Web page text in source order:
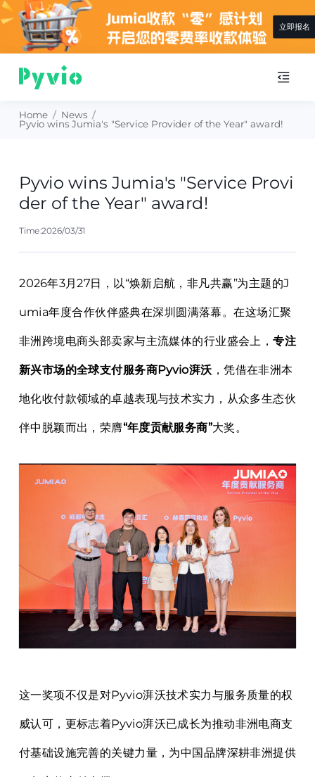
报名
Home / News /
Pyvio wins Jumia's "Service Provider of the Year" award!
Pyvio wins Jumia's "Service Provi
der of the Year" award!
Time:2026/03/31
2026年3月27日，以“焕新启航，非凡共赢”为主题的J
umia年度合作伙伴盛典在深圳圆满落幕。在这场汇聚
非洲跨境电商头部卖家与主流媒体的行业盛会上，专注
新兴市场的全球支付服务商Pyvio湃沃 ，凭借在非洲本
地化收付款领域的卓越表现与技术实力，从众多生态伙
伴中脱颖而出，荣膺“年度贡献服务商”大奖。
这一奖项不仅是对Pyvio湃沃技术实力与服务质量的权
威认可，更标志着Pyvio湃沃已成长为推动非洲电商支
付基础设施完善的关键力量，为中国品牌深耕非洲提供